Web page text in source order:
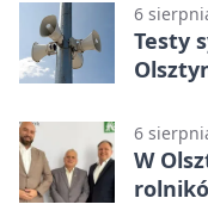
6
Testy
6
W